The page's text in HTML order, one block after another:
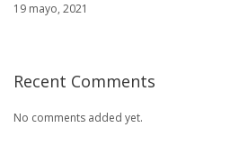
19 mayo, 2021
Recent Comments
No comments added yet.